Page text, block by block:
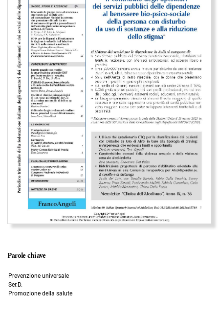
Parole chiave
Prevenzione universale
Ser.D.
Promozione della salute